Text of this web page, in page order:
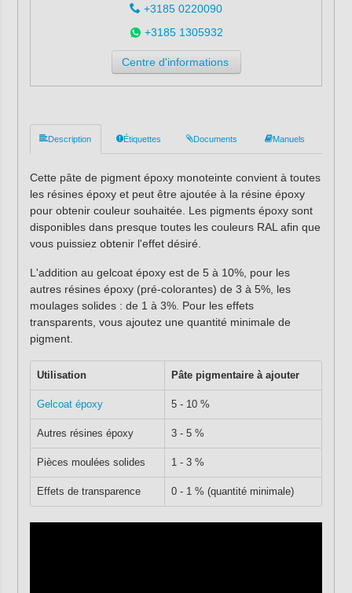
+3185 0220090
+3185 1305932
Centre d'informations
Description Étiquettes Documents Manuels
Cette pâte de pigment époxy monoteinte convient à toutes
les résines époxy et peut être ajoutée à la résine époxy
pour obtenir couleur souhaitée. Les pigments époxy sont
disponibles dans presque toutes les couleurs RAL afin que
vous puissiez obtenir l'effet désiré.
L'addition au gelcoat époxy est de 5 à 10%, pour les
autres résines époxy (pré-colorantes) de 3 à 5%, les
moulages solides : de 1 à 3%. Pour les effets
transparents, vous ajoutez une quantité minimale de
pigment.
Utilisation Pâte pigmentaire à ajouter
Gelcoat époxy 5 - 10 %
Autres résines époxy 3 - 5 %
Pièces moulées solides 1 - 3 %
Effets de transparence 0 - 1 % (quantité minimale)